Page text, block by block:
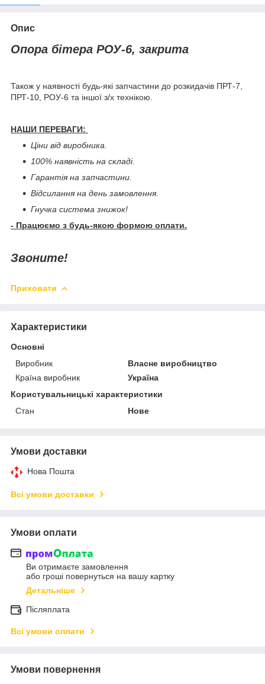
Опис
Опора бітера РОУ-6, закрита
Також у наявності будь-які запчастини до розкидачів ПРТ-7,
ПРТ-10, РОУ-6 та іншої з/х технікою.
НАШИ ПЕРЕВАГИ:
Ціни від виробника.
100% наявність на складі.
Гарантія на запчастини.
Відсилання на день замовлення.
Гнучка система знижок!
- Працюємо з будь-якою формою оплати.
Звоните!
Приховати
Характеристики
Основні
Виробник
Власне виробництво
Країна виробник
Україна
Користувальницькі характеристики
Стан
Нове
Умови доставки
Нова Пошта
Всі умови доставки
Умови оплати
Ви отримаєте замовлення
або гроші повернуться на вашу картку
Детальніше
Післяплата
Всі умови оплати
Умови повернення